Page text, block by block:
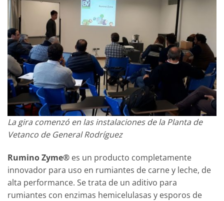
La gira comenzó en las instalaciones de la Planta de
Vetanco de General Rodríguez
Rumino Zyme® es un producto completamente
innovador para uso en rumiantes de carne y leche, de
alta performance. Se trata de un aditivo para
rumiantes con enzimas hemicelulasas y esporos de